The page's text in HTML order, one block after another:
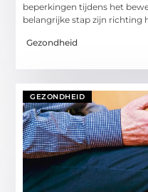
beperkingen tijdens het
belangrijke stap zijn richting
Gezondheid
GEZONDHEID